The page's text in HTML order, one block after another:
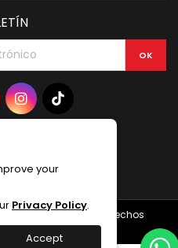
your
Privacy Policy.
Accept
Todos los derechos